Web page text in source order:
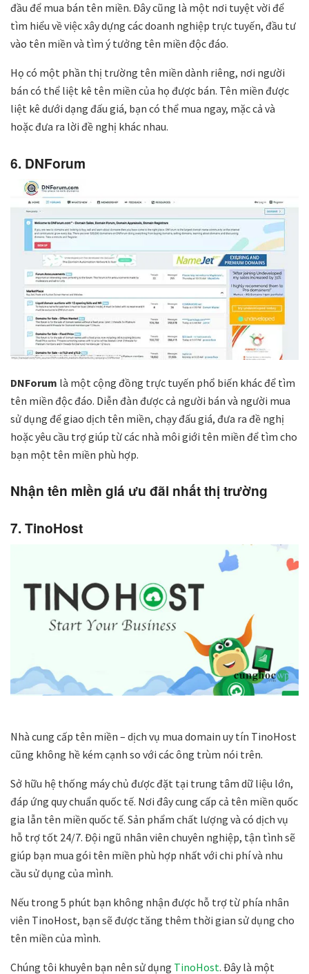
đầu để mua bán tên miền. Đây cũng là một nơi tuyệt vời để
tìm hiểu về việc xây dựng các doanh nghiệp trực tuyến, đầu tư
vào tên miền và tìm ý tưởng tên miền độc đáo.
Họ có một phần thị trường tên miền dành riêng, nơi người
bán có thể liệt kê tên miền của họ được bán. Tên miền được
liệt kê dưới dạng đấu giá, bạn có thể mua ngay, mặc cả và
hoặc đưa ra lời đề nghị khác nhau.
6. DNForum
DNForum là một cộng đồng trực tuyến phổ biến khác để tìm
tên miền độc đáo. Diễn đàn được cả người bán và người mua
sử dụng để giao dịch tên miền, chạy đấu giá, đưa ra đề nghị
hoặc yêu cầu trợ giúp từ các nhà môi giới tên miền để tìm cho
bạn một tên miền phù hợp.
Nhận tên miền giá ưu đãi nhất thị trường
7. TinoHost
Nhà cung cấp tên miền – dịch vụ mua domain uy tín TinoHost
cũng không hề kém cạnh so với các ông trùm nói trên.
Sở hữu hệ thống máy chủ được đặt tại trung tâm dữ liệu lớn,
đáp ứng quy chuẩn quốc tế. Nơi đây cung cấp cả tên miền quốc
gia lẫn tên miền quốc tế. Sản phẩm chất lượng và có dịch vụ
hỗ trợ tốt 24/7. Đội ngũ nhân viên chuyên nghiệp, tận tình sẽ
giúp bạn mua gói tên miền phù hợp nhất với chi phí và nhu
cầu sử dụng của mình.
Nếu trong 5 phút bạn không nhận được hỗ trợ từ phía nhân
viên TinoHost, bạn sẽ được tăng thêm thời gian sử dụng cho
tên miền của mình.
Chúng tôi khuyên bạn nên sử dụng TinoHost. Đây là một